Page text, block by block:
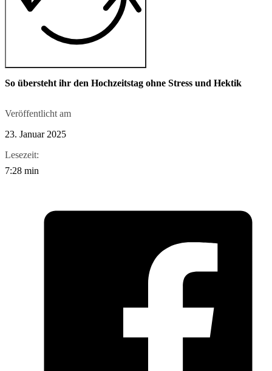
So übersteht ihr den Hochzeitstag ohne Stress und Hektik
Veröffentlicht am
23. Januar 2025
Lesezeit:
7:28 min